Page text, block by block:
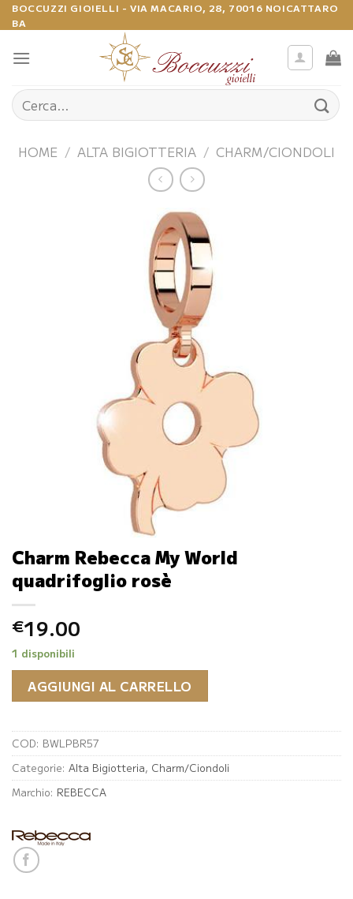
Salta
ai
contenuti
BOCCUZZI GIOIELLI - VIA MACARIO, 28, 70016 NOICATTARO
BA
Cerca:
HOME / ALTA BIGIOTTERIA / CHARM/CIONDOLI
Charm Rebecca My World
quadrifoglio rosè
€19.00
1 disponibili
AGGIUNGI AL CARRELLO
COD: BWLPBR57
Categorie: Alta Bigiotteria, Charm/Ciondoli
Marchio: REBECCA